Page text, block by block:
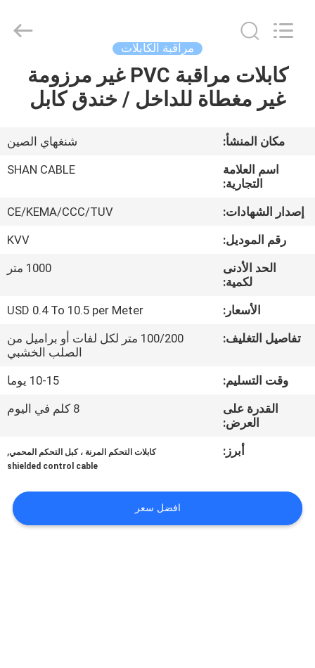
منزل
أشرطة
عرض
الواقع
الافتراضي
حول
بنا
جولة
ضبط
الجودة
(Group)
Reserved.
مراقبة الكابلات
كابلات مراقبة PVC غير مرزومة
غير مغطاة للداخل / خندق كابل
مكان المنشأ:
شنغهاي الصين
اسم العلامة
التجارية:
SHAN CABLE
إصدار الشهادات:
CE/KEMA/CCC/TUV
رقم الموديل:
KVV
الحد الأدنى
لكمية:
1000 متر
الأسعار:
USD 0.4 To 10.5 per Meter
تفاصيل التغليف:
100/200 متر لكل لفات أو براميل من
الصلب الخشبي
وقت التسليم:
10-15 يوما
القدرة على
العرض:
8 كلم في اليوم
أبرز: كابلات التحكم المرنة ، كبل التحكم المحمي,
shielded control cable
افضل سعر